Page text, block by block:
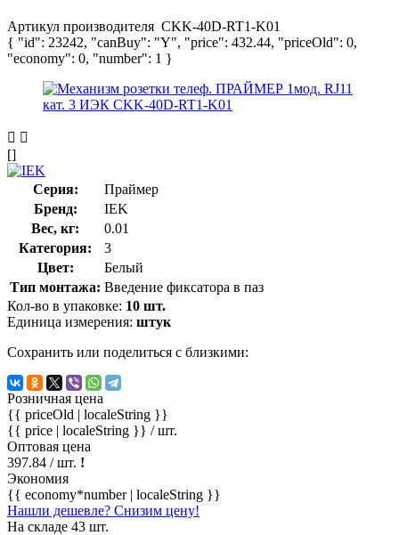
Артикул производителя CKK-40D-RT1-K01
{ "id": 23242, "canBuy": "Y", "price": 432.44, "priceOld": 0,
"economy": 0, "number": 1 }
[]
Серия:
Праймер
Бренд:
IEK
Вес, кг:
0.01
Категория:
3
Цвет:
Белый
Тип монтажа: Введение фиксатора в паз
Кол-во в упаковке: 10 шт.
Единица измерения: штук
Сохранить или поделиться с близкими:
Розничная цена
{{ priceOld | localeString }}
{{ price | localeString }} / шт.
Оптовая цена
397.84 / шт. !
Экономия
{{ economy*number | localeString }}
Нашли дешевле? Снизим цену!
На складе 43 шт.